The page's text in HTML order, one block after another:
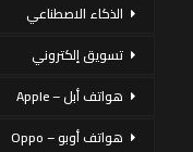
الذكاء الاصطناعي
تسويق إلكتروني
هواتف أبل – Apple
هواتف أوبو – Oppo